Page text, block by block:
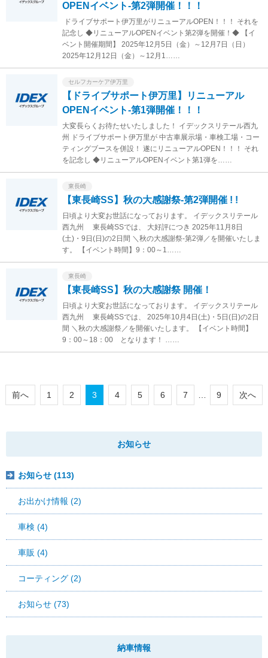
OPENイベント‐第2弾開催！！！
ドライブサポート伊万里がリニューアルOPEN！！！ それを
記念し ◆リニューアルOPENイベント第2弾を開催！◆ 【イ
ベント開催期間】 2025年12月5日（金）～12月7日（日）
2025年12月12日（金）～12月1……
セルフカーケア伊万里
【ドライブサポート伊万里】リニューアル
OPENイベント‐第1弾開催！！！
大変長らくお待たせいたしました！ イデックスリテール西九
州 ドライブサポート伊万里が 中古車展示場・車検工場・コー
ティングブースを併設！ 遂にリニューアルOPEN！！！ それ
を記念し ◆リニューアルOPENイベント第1弾を……
東長崎
【東長崎SS】秋の大感謝祭‐第2弾開催 ! !
日頃より大変お世話になっております。 イデックスリテール
西九州 東長崎SSでは、 大好評につき 2025年11月8日
(土)・9日(日)の2日間 ＼秋の大感謝祭‐第2弾／を開催いたしま
す。 【イベント時間】9：00～1……
東長崎
【東長崎SS】秋の大感謝祭 開催！
日頃より大変お世話になっております。 イデックスリテール
西九州 東長崎SSでは、 2025年10月4日(土)・5日(日)の2日
間 ＼秋の大感謝祭／を開催いたします。 【イベント時間】
9：00～18：00 となります！ ……
前へ 1 2 3 4 5 6 7 … 9 次へ
お知らせ
お知らせ (113)
お出かけ情報 (2)
車検 (4)
車販 (4)
コーティング (2)
お知らせ (73)
納車情報